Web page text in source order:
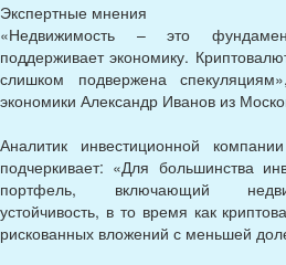
Экспертные мнения
«Недвижимость – это
поддерживает экономику.
слишком подвержена
экономики Александр Иванов из
Аналитик инвестиционной
подчеркивает: «Для большинства
портфель, включающий
устойчивость, в то время как
рискованных вложений с меньшей